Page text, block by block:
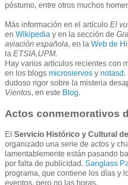
póstumo, entre otros muchos
Más información en el artículo El
en Wikipedia y en la sección de
aviación española, en la Web de
la ETSIA,UPM.
Hay varios artículos recientes con
en los blogs microsiervos y notasd.
dudoso rigor sobre la misteria
Vientos, en este Blog.
Actos conmemorativos
El Servicio Histórico y Cultural
organizado una serie de actos y
lamentablemente están pasando
por falta de publicidad. Sanglass
programa, que contiene los días y
eventos, pero no las horas.